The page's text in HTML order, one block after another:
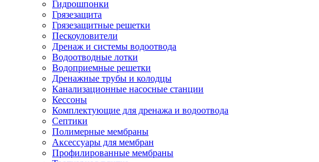
Гидрошпонки
Грязезащита
Грязезащитные решетки
Пескоуловители
Дренаж и системы водоотвода
Водоотводные лотки
Водоприемные решетки
Дренажные трубы и колодцы
Канализационные насосные станции
Кессоны
Комплектующие для дренажа и водоотвода
Септики
Полимерные мембраны
Аксессуары для мембран
Профилированные мембраны